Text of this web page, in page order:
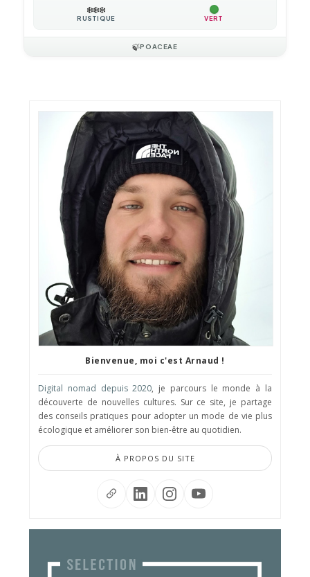
❄️❄️❄️
RUSTIQUE VERT
🍃POACEAE
Bienvenue, moi c'est Arnaud !
Digital nomad depuis 2020, je parcours le monde à la
découverte de nouvelles cultures. Sur ce site, je partage
des conseils pratiques pour adopter un mode de vie plus
écologique et améliorer son bien-être au quotidien.
À PROPOS DU SITE